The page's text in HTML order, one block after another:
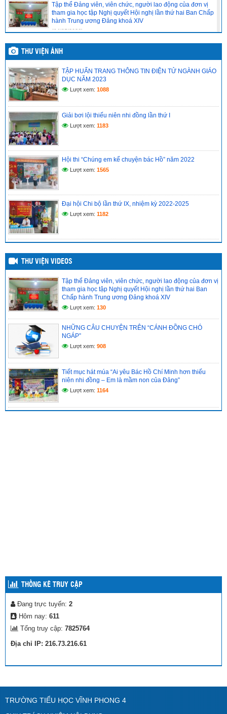
Tập thể Đảng viên, viên chức, người lao động của đơn vị
tham gia học tập Nghị quyết Hội nghị lần thứ hai Ban Chấp
hành Trung ương Đảng khoá XIV
(14/05/2026)
Chi bộ cơ sở trường Tiểu học Vĩnh Phong 4 báo cáo kết quả
(14/05/2026)
CHI BỘ CƠ SỞ TRƯỜNG TIỂU HỌC VĨNH PHONG 4 TỔ
CHỨC HỌC TẬP, QUÁN TRIỆT NGHỊ QUYẾT HỘI NGHỊ LẦN
THỨ II BAN CHẤP HÀNH TRUNG ƯƠNG ĐẢNG KHÓA XIV
(14/05/2026)
Hồ sơ đánh giá chuẩn nghề nghiệp giáo viên năm học
2025–2026
(12/05/2026)
THƯ VIỆN ẢNH
TẬP HUẤN TRANG THÔNG TIN ĐIỆN TỬ NGÀNH GIÁO
DỤC NĂM 2023
Lượt xem: 1088
Giải bơi lội thiếu niên nhi đồng lần thứ I
Lượt xem: 1183
Hội thi “Chúng em kể chuyện bác Hồ” năm 2022
Lượt xem: 1565
Đại hội Chi bộ lần thứ IX, nhiệm kỳ 2022-2025
Lượt xem: 1182
THƯ VIỆN VIDEOS
Tập thể Đảng viên, viên chức, người lao động của đơn vị
tham gia học tập Nghị quyết Hội nghị lần thứ hai Ban
Chấp hành Trung ương Đảng khoá XIV
Lượt xem: 130
NHỮNG CÂU CHUYỆN TRÊN “CÁNH ĐỒNG CHÓ
NGÁP”
Lượt xem: 908
Tiết mục hát múa “Ai yêu Bác Hồ Chí Minh hơn thiếu
niên nhi đồng – Em là mầm non của Đảng”
Lượt xem: 1164
THỐNG KÊ TRUY CẬP
Đang trực tuyến: 2
Hôm nay: 611
Tổng truy cập: 7825764
Địa chỉ IP: 216.73.216.61
TRƯỜNG TIỂU HỌC VĨNH PHONG 4